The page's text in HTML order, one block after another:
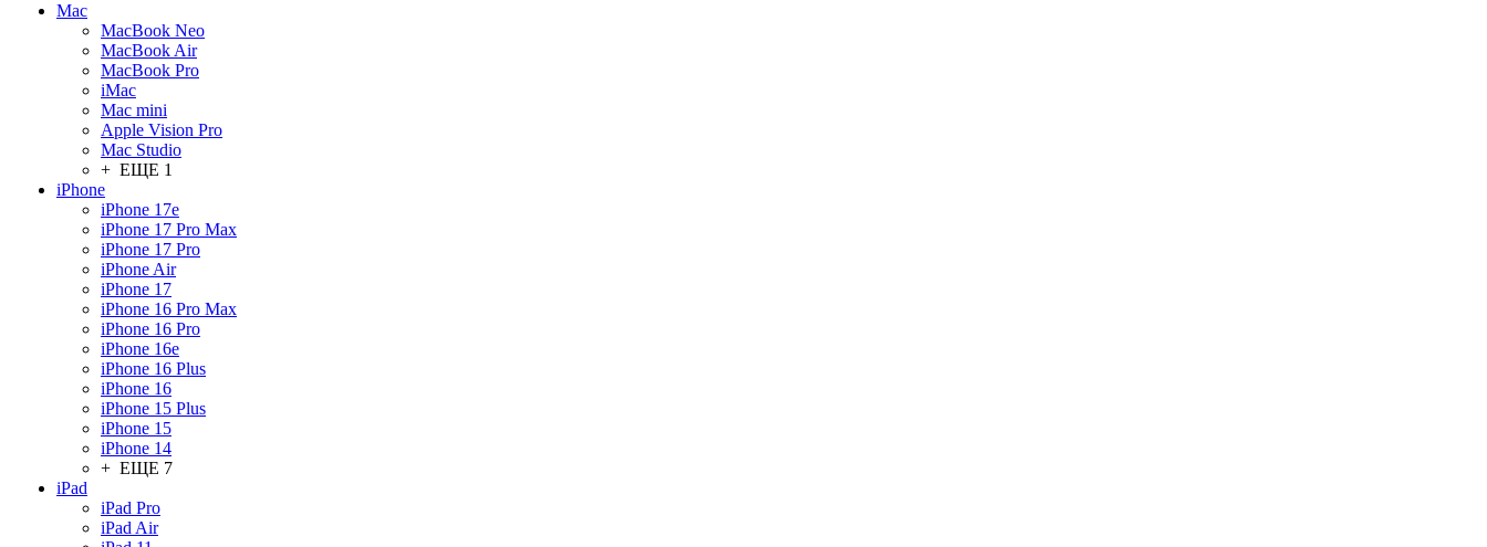
Mac
MacBook Neo
MacBook Air
MacBook Pro
iMac
Mac mini
Apple Vision Pro
Mac Studio
+ ЕЩЕ 1
iPhone
iPhone 17e
iPhone 17 Pro Max
iPhone 17 Pro
iPhone Air
iPhone 17
iPhone 16 Pro Max
iPhone 16 Pro
iPhone 16e
iPhone 16 Plus
iPhone 16
iPhone 15 Plus
iPhone 15
iPhone 14
+ ЕЩЕ 7
iPad
iPad Pro
iPad Air